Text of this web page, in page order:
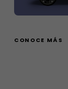
CONOCE MÁS